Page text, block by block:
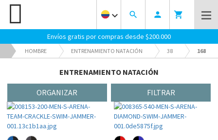
keyboard_arrow_down search person shopping_cart
Envíos gratis por compras desde $200.000
HOMBRE ENTRENAMIENTO NATACIÓN 38 168
ENTRENAMIENTO NATACIÓN
FILTRAR
ORGANIZAR